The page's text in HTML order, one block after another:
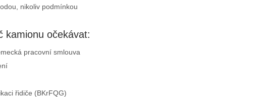
nikoliv podmínkou
kamionu očekávat:
pracovní smlouva
řidiče (BKrFQG)